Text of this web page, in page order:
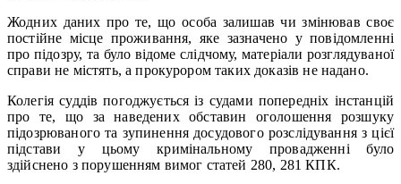
Жодних даних про те, що особа залишав чи змінював своє
постійне місце проживання, яке зазначено у повідомленні
про підозру, та було відоме слідчому, матеріали розглядуваної
справи не містять, а прокурором таких доказів не надано.
Колегія суддів погоджується із судами попередніх інстанцій
про те, що за наведених обставин оголошення розшуку
підозрюваного та зупинення досудового розслідування з цієї
підстави у цьому кримінальному провадженні було
здійснено з порушенням вимог статей 280, 281 КПК.